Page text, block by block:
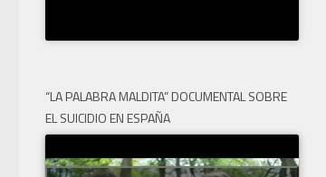
“LA PALABRA MALDITA” DOCUMENTAL SOBRE
EL SUICIDIO EN ESPAÑA